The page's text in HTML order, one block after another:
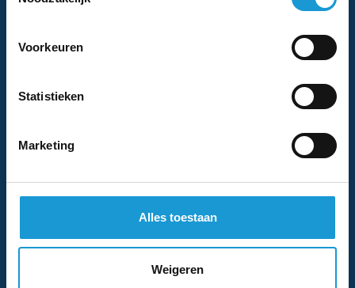
Voorkeuren
Statistieken
Marketing
Alles toestaan
Weigeren
We nemen binnen 1 (werk)dag contact met je
info@hkb-advies.nl